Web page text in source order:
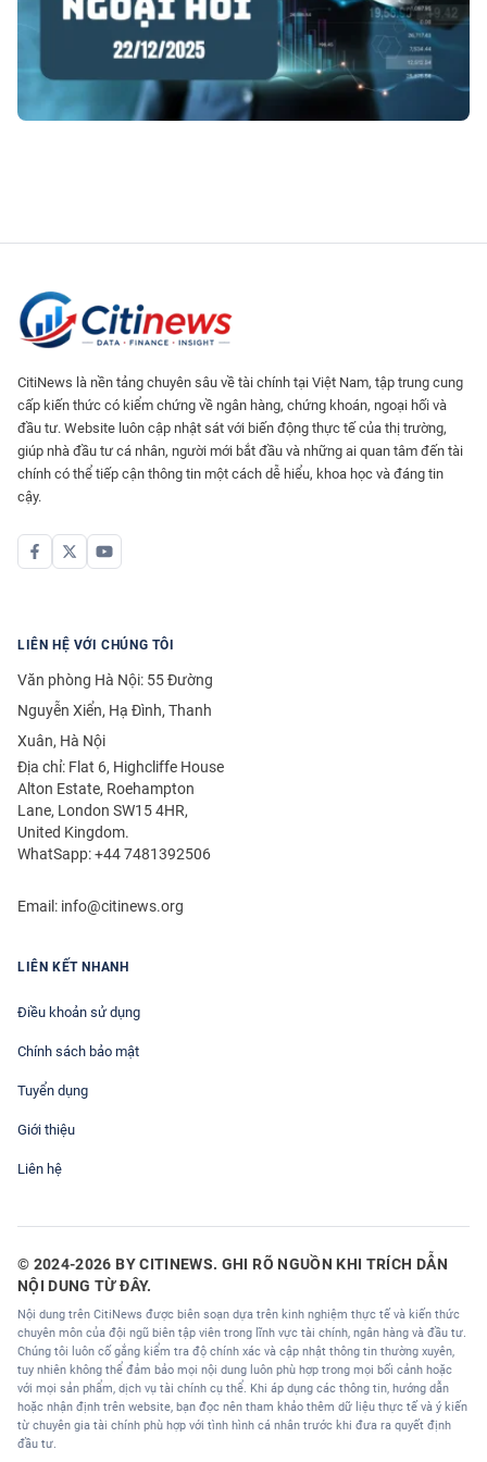
CitiNews là nền tảng chuyên sâu về tài chính tại Việt Nam, tập trung cung
cấp kiến thức có kiểm chứng về ngân hàng, chứng khoán, ngoại hối và
đầu tư. Website luôn cập nhật sát với biến động thực tế của thị trường,
giúp nhà đầu tư cá nhân, người mới bắt đầu và những ai quan tâm đến tài
chính có thể tiếp cận thông tin một cách dễ hiểu, khoa học và đáng tin
cậy.
LIÊN HỆ VỚI CHÚNG TÔI
Văn phòng Hà Nội: 55 Đường
Nguyễn Xiển, Hạ Đình, Thanh
Xuân, Hà Nội
Địa chỉ: Flat 6, Highcliffe House
Alton Estate, Roehampton
Lane, London SW15 4HR,
United Kingdom.
WhatSapp: +44 7481392506
Email: info@citinews.org
LIÊN KẾT NHANH
Điều khoản sử dụng
Chính sách bảo mật
Tuyển dụng
Giới thiệu
Liên hệ
© 2024-2026 BY CITINEWS. GHI RÕ NGUỒN KHI TRÍCH DẪN
NỘI DUNG TỪ ĐÂY.
Nội dung trên CitiNews được biên soạn dựa trên kinh nghiệm thực tế và kiến thức
chuyên môn của đội ngũ biên tập viên trong lĩnh vực tài chính, ngân hàng và đầu tư.
Chúng tôi luôn cố gắng kiểm tra độ chính xác và cập nhật thông tin thường xuyên,
tuy nhiên không thể đảm bảo mọi nội dung luôn phù hợp trong mọi bối cảnh hoặc
với mọi sản phẩm, dịch vụ tài chính cụ thể. Khi áp dụng các thông tin, hướng dẫn
hoặc nhận định trên website, bạn đọc nên tham khảo thêm dữ liệu thực tế và ý kiến
từ chuyên gia tài chính phù hợp với tình hình cá nhân trước khi đưa ra quyết định
đầu tư.